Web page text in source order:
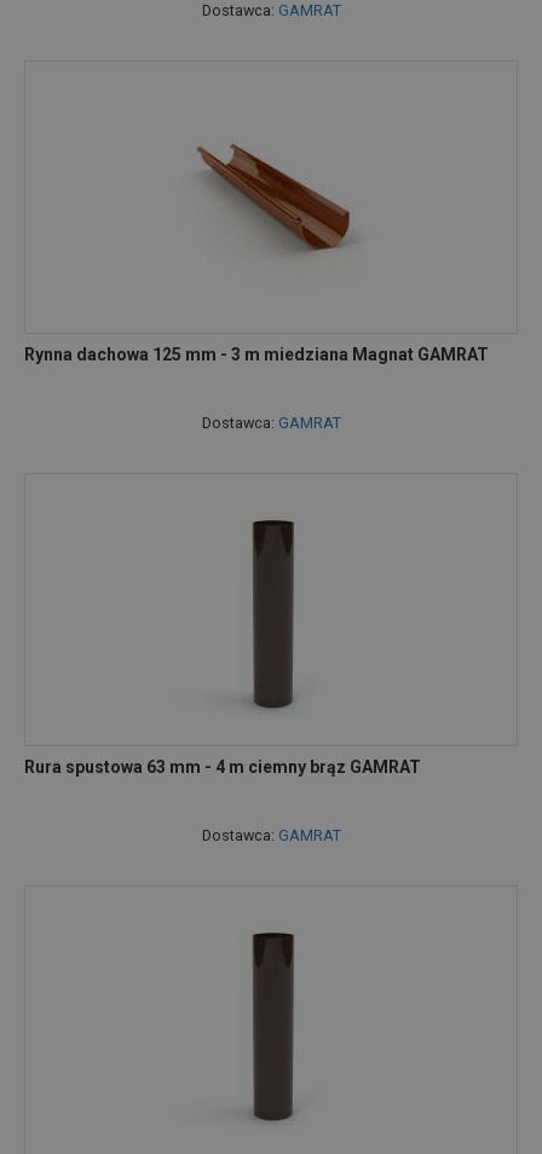
Dostawca: GAMRAT
Rynna dachowa 125 mm - 3 m miedziana Magnat GAMRAT
Dostawca: GAMRAT
Rura spustowa 63 mm - 4 m ciemny brąz GAMRAT
Dostawca: GAMRAT